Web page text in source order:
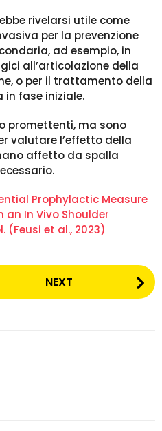
rivelarsi utile come
per la prevenzione
ad esempio, in
all’articolazione della
o per il trattamento della
fase iniziale.
promettenti, ma sono
valutare l’effetto della
affetto da spalla
Prophylactic Measure
an In Vivo Shoulder
(Feusi et al., 2023)
NEXT